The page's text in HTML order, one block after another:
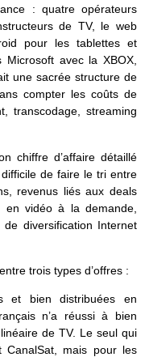
: quatre opérateurs
de TV, le web
pour les tablettes et
Microsoft avec la XBOX,
une sacrée structure de
compter les coûts de
transcodage, streaming
chiffre d’affaire détaillé
de faire le tri entre
revenus liés aux deals
en vidéo à la demande,
diversification Internet
trois types d’offres :
et bien distribuées en
n’a réussi à bien
de TV. Le seul qui
mais pour les